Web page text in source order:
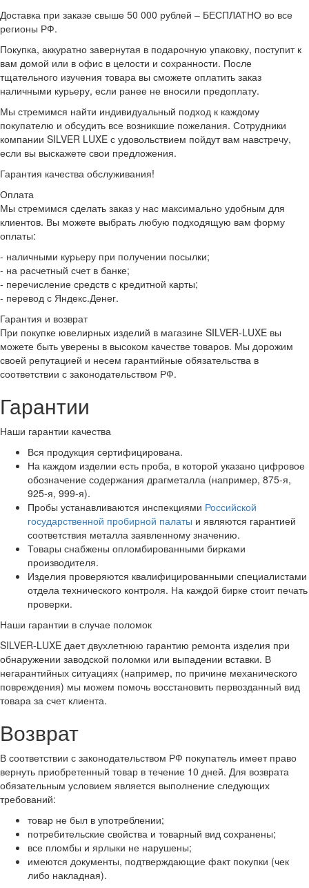
Доставка при заказе свыше 50 000 рублей – БЕСПЛАТНО во все
регионы РФ.
Покупка, аккуратно завернутая в подарочную упаковку, поступит к
вам домой или в офис в целости и сохранности. После
тщательного изучения товара вы сможете оплатить заказ
наличными курьеру, если ранее не вносили предоплату.
Мы стремимся найти индивидуальный подход к каждому
покупателю и обсудить все возникшие пожелания. Сотрудники
компании SILVER LUXE с удовольствием пойдут вам навстречу,
если вы выскажете свои предложения.
Гарантия качества обслуживания!
Оплата
Мы стремимся сделать заказ у нас максимально удобным для
клиентов. Вы можете выбрать любую подходящую вам форму
оплаты:
- наличными курьеру при получении посылки;
- на расчетный счет в банке;
- перечисление средств с кредитной карты;
- перевод с Яндекс.Денег.
Гарантия и возврат
При покупке ювелирных изделий в магазине SILVER-LUXE вы
можете быть уверены в высоком качестве товаров. Мы дорожим
своей репутацией и несем гарантийные обязательства в
соответствии с законодательством РФ.
Гарантии
Наши гарантии качества
Вся продукция сертифицирована.
На каждом изделии есть проба, в которой указано цифровое
обозначение содержания драгметалла (например, 875-я,
925-я, 999-я).
Пробы устанавливаются инспекциями Российской
государственной пробирной палаты и являются гарантией
соответствия металла заявленному значению.
Товары снабжены опломбированными бирками
производителя.
Изделия проверяются квалифицированными специалистами
отдела технического контроля. На каждой бирке стоит печать
проверки.
Наши гарантии в случае поломок
SILVER-LUXE дает двухлетнюю гарантию ремонта изделия при
обнаружении заводской поломки или выпадении вставки. В
негарантийных ситуациях (например, по причине механического
повреждения) мы можем помочь восстановить первозданный вид
товара за счет клиента.
Возврат
В соответствии с законодательством РФ покупатель имеет право
вернуть приобретенный товар в течение 10 дней. Для возврата
обязательным условием является выполнение следующих
требований:
товар не был в употреблении;
потребительские свойства и товарный вид сохранены;
все пломбы и ярлыки не нарушены;
имеются документы, подтверждающие факт покупки (чек
либо накладная).